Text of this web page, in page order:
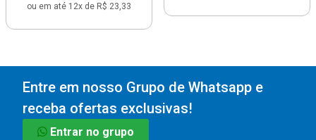
ou em até 12x de R$ 23,33
Entre em nosso Grupo de Whatsapp e
receba ofertas exclusivas!
Entrar no grupo